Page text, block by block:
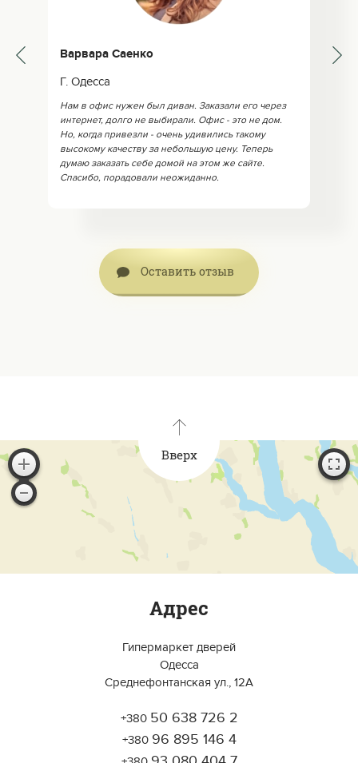
Варвара Саенко
Г. Одесса
Нам в офис нужен был диван. Заказали его через
интернет, долго не выбирали. Офис - это не дом.
Но, когда привезли - очень удивились такому
высокому качеству за небольшую цену. Теперь
думаю заказать себе домой на этом же сайте.
Спасибо, порадовали неожиданно.
Оставить отзыв
Работает на API 2ГИС
Для корректной работы Raster JS API нужен ключ. Помощь:
Вверх
Адрес
Гипермаркет дверей
Одесса
Среднефонтанская ул., 12А
+380 50 638 726 2
+380 96 895 146 4